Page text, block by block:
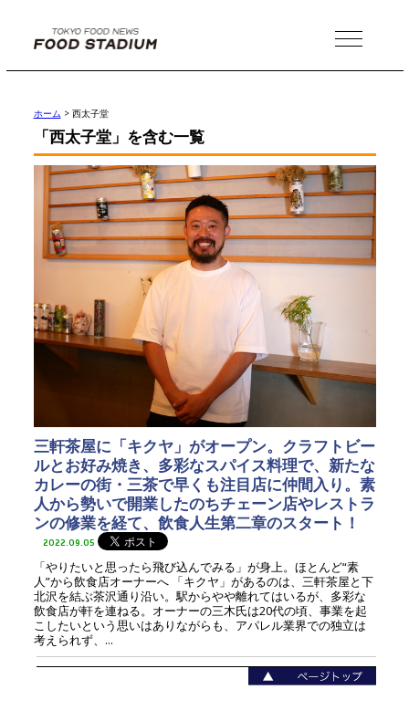
MENU
ホーム > 西太子堂
「西太子堂」を含む一覧
三軒茶屋に「キクヤ」がオープン。クラフトビー
ルとお好み焼き、多彩なスパイス料理で、新たな
カレーの街・三茶で早くも注目店に仲間入り。素
人から勢いで開業したのちチェーン店やレストラ
ンの修業を経て、飲食人生第二章のスタート！
2022.09.05
「やりたいと思ったら飛び込んでみる」が身上。ほとんど“素
人”から飲食店オーナーへ 「キクヤ」があるのは、三軒茶屋と下
北沢を結ぶ茶沢通り沿い。駅からやや離れてはいるが、多彩な
飲食店が軒を連ねる。オーナーの三木氏は20代の頃、事業を起
こしたいという思いはありながらも、アパレル業界での独立は
考えられず、...